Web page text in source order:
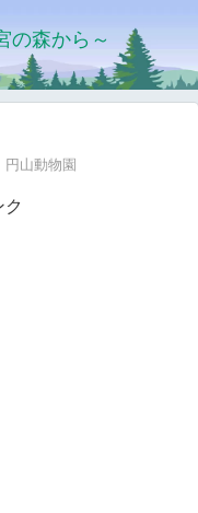
森から～
円山動物園